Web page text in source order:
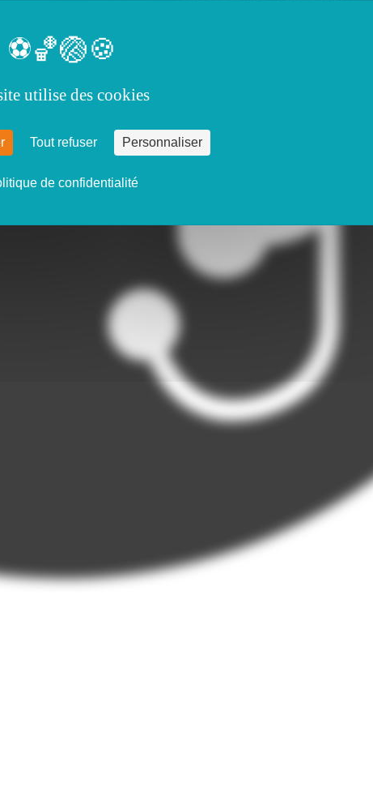
utilise des cookies
Tout refuser Personnaliser
de confidentialité